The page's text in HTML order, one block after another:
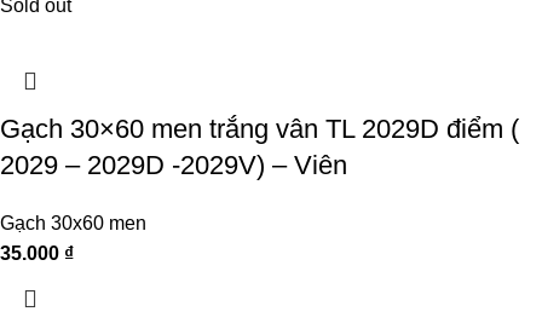
Sold out
Gạch 30×60 men trắng vân TL 2029D điểm (
2029 – 2029D -2029V) – Viên
Gạch 30x60 men
35.000 ₫